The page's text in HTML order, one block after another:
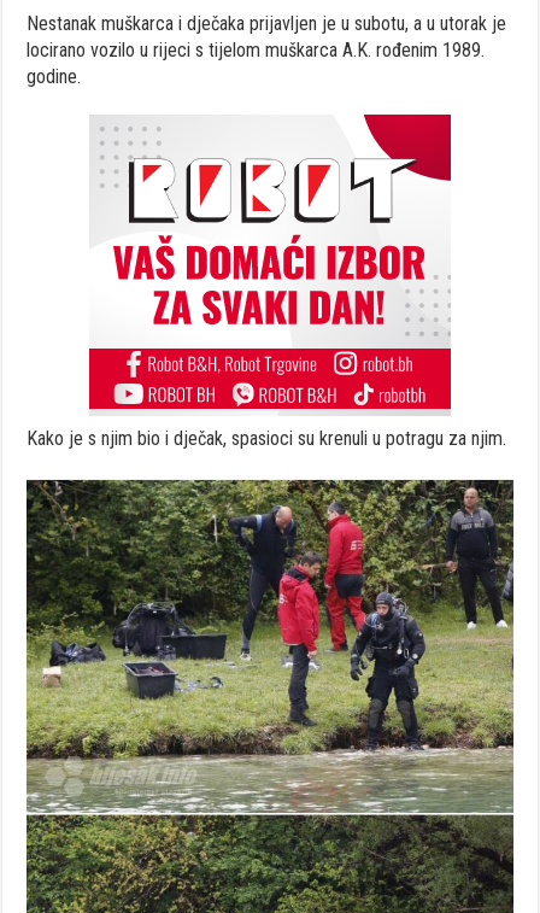
Nestanak muškarca i dječaka prijavljen je u subotu, a u utorak je
locirano vozilo u rijeci s tijelom muškarca A.K. rođenim 1989.
godine.
Kako je s njim bio i dječak, spasioci su krenuli u potragu za njim.